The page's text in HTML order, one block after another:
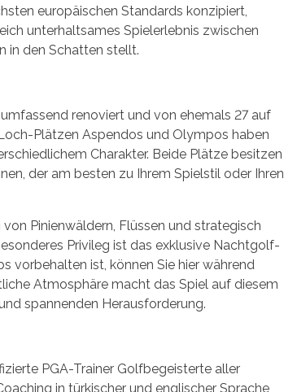
europäischen Standards konzipiert,
unterhaltsames Spielerlebnis zwischen
in den Schatten stellt.
renoviert und von ehemals 27 auf
Plätzen Aspendos und Olympos haben
Charakter. Beide Plätze besitzen
der am besten zu Ihrem Spielstil oder Ihren
Pinienwäldern, Flüssen und strategisch
Privileg ist das exklusive Nachtgolf-
vorbehalten ist, können Sie hier während
Atmosphäre macht das Spiel auf diesem
spannenden Herausforderung.
PGA-Trainer Golfbegeisterte aller
in türkischer und englischer Sprache